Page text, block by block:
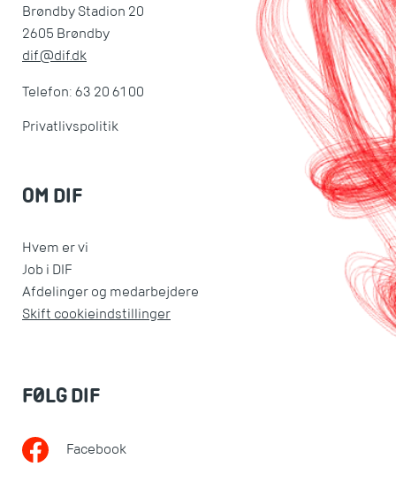
Brøndby Stadion 20
2605 Brøndby
dif@dif.dk
Telefon: 63 20 61 00
Privatlivspolitik
OM DIF
Hvem er vi
Job i DIF
Afdelinger og medarbejdere
Skift cookieindstillinger
FØLG DIF
Facebook